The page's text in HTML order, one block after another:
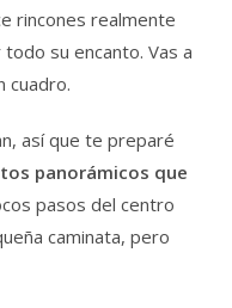
rincones realmente
su encanto. Vas a
cuadro.
así que te preparé
panorámicos que
pasos del centro
caminata, pero